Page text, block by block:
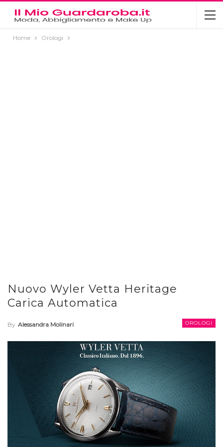
Home Orologi
Nuovo Wyler Vetta Heritage
Carica Automatica
OROLOGI
By Alessandra Molinari